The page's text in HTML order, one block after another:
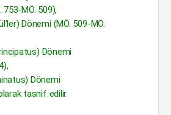
753-MÖ. 509),
Dönemi (MÖ. 509-MÖ.
Dönemi
Dönemi
tasnif edilir.